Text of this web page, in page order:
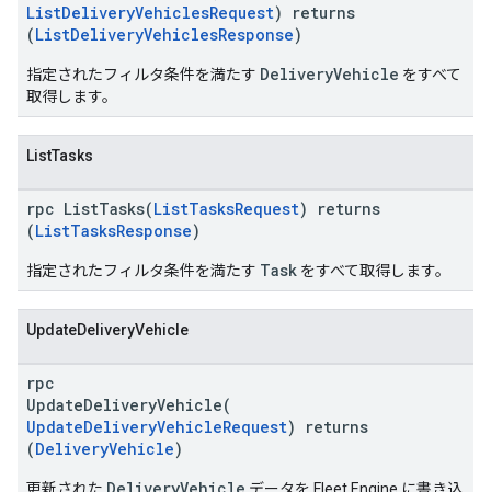
ListDeliveryVehiclesRequest) returns
(ListDeliveryVehiclesResponse)
指定されたフィルタ条件を満たす DeliveryVehicle をすべて
取得します。
ListTasks
rpc ListTasks(ListTasksRequest) returns
(ListTasksResponse)
指定されたフィルタ条件を満たす Task をすべて取得します。
UpdateDeliveryVehicle
rpc
UpdateDeliveryVehicle(
UpdateDeliveryVehicleRequest) returns
(DeliveryVehicle)